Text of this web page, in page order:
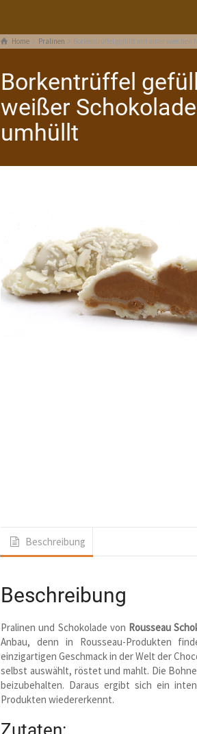
Home Pralinen Borkentrüffel gefüllt mit einer weichen
Borkentrüffel
weißer
umhüllt
Beschreibung
Beschreibung
Pralinen und Schokolade von Rousseau
Anbau, denn in Rousseau-Produkten
einzigartigen Geschmack in der Welt der
selbst auswählt, röstet und mahlt. Die
beizubehalten. Daraus ergibt sich ein
Produkten wiedererkennt.
Zutaten: